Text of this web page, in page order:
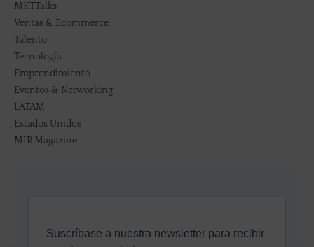
MKTTalks
Ventas & Ecommerce
Talento
Tecnología
Emprendimiento
Eventos & Networking
LATAM
Estados Unidos
MIR Magazine